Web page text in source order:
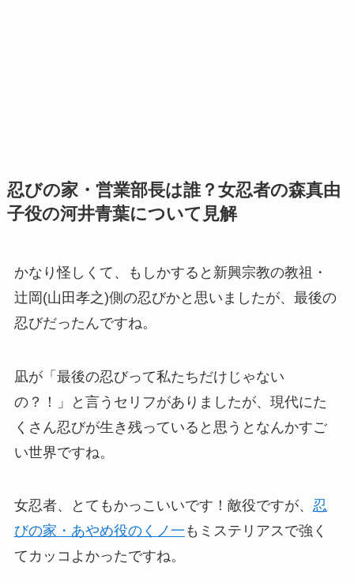
忍びの家・営業部長は誰？女忍者の森真由
子役の河井青葉について見解
かなり怪しくて、もしかすると新興宗教の教祖・
辻岡(山田孝之)側の忍びかと思いましたが、最後の
忍びだったんですね。
凪が「最後の忍びって私たちだけじゃない
の？！」と言うセリフがありましたが、現代にた
くさん忍びが生き残っていると思うとなんかすご
い世界ですね。
女忍者、とてもかっこいいです！敵役ですが、 忍
びの家・あやめ役のくノ一 もミステリアスで強く
てカッコよかったですね。